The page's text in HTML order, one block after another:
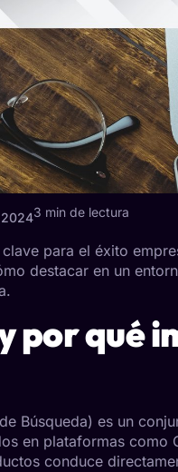
3 min de lectura
para el éxito
destacar en un
y por qué
Búsqueda) es un
en plataformas como
conduce